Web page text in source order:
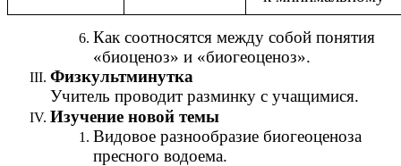
Как соотносятся между собой понятия
«биоценоз» и «биогеоценоз».
Физкультминутка
Учитель проводит разминку с учащимися.
Изучение новой темы
Видовое разнообразие биогеоценоза
пресного водоема.